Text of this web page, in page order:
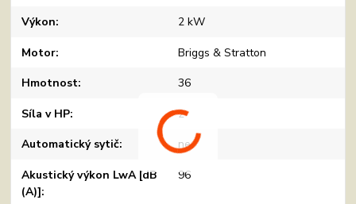
Výkon 2 kW
Motor Briggs & Stratton
Hmotnost 36
Síla v HP 2
Automatický sytič ne
Akustický výkon LwA [dB
(A)]
96